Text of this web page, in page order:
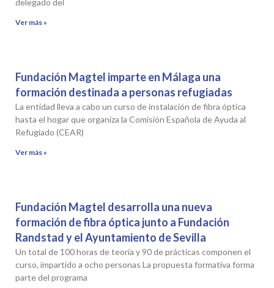
delegado del
Ver más »
Fundación Magtel imparte en Málaga una
formación destinada a personas refugiadas
La entidad lleva a cabo un curso de instalación de fibra óptica
hasta el hogar que organiza la Comisión Española de Ayuda al
Refugiado (CEAR)
Ver más »
Fundación Magtel desarrolla una nueva
formación de fibra óptica junto a Fundación
Randstad y el Ayuntamiento de Sevilla
Un total de 100 horas de teoría y 90 de prácticas componen el
curso, impartido a ocho personas La propuesta formativa forma
parte del programa